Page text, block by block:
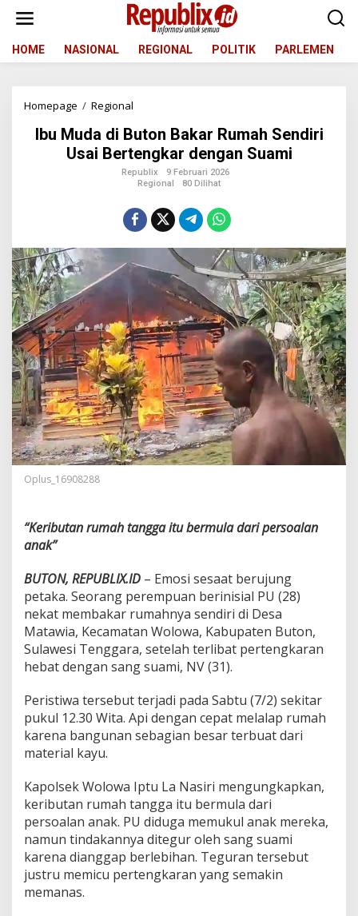
t
HOME NASIONAL REGIONAL POLITIK PARLEMEN
Homepage / Regional
u
M
u
d
d
B
u
t
B
a
k
a
r
R
u
m
a
h
S
e
r
i
a
i
B
e
r
t
e
g
k
a
r
n
g
a
n
S
u
a
m
Ibu Muda di Buton Bakar Rumah Sendiri
Usai Bertengkar dengan Suami
Republix
9 Februari 2026
Regional
80 Dilihat
Oplus_16908288
“Keributan rumah tangga itu bermula dari persoalan
anak”
BUTON, REPUBLIX.ID – Emosi sesaat berujung
petaka. Seorang perempuan berinisial PU (28)
nekat membakar rumahnya sendiri di Desa
Matawia, Kecamatan Wolowa, Kabupaten Buton,
Sulawesi Tenggara, setelah terlibat pertengkaran
hebat dengan sang suami, NV (31).
Peristiwa tersebut terjadi pada Sabtu (7/2) sekitar
pukul 12.30 Wita. Api dengan cepat melalap rumah
karena bangunan sebagian besar terbuat dari
material kayu.
Kapolsek Wolowa Iptu La Nasiri mengungkapkan,
keributan rumah tangga itu bermula dari
persoalan anak. PU diduga memukul anak mereka,
namun tindakannya ditegur oleh sang suami
karena dianggap berlebihan. Teguran tersebut
justru memicu pertengkaran yang semakin
memanas.